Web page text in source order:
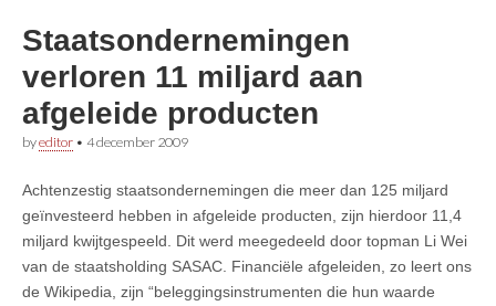
Staatsondernemingen
verloren 11 miljard aan
afgeleide producten
byeditor • 4 december 2009
Achtenzestig staatsondernemingen die meer dan 125 miljard
geïnvesteerd hebben in afgeleide producten, zijn hierdoor 11,4
miljard kwijtgespeeld. Dit werd meegedeeld door topman Li Wei
van de staatsholding SASAC. Financiële afgeleiden, zo leert ons
de Wikipedia, zijn “beleggingsinstrumenten die hun waarde